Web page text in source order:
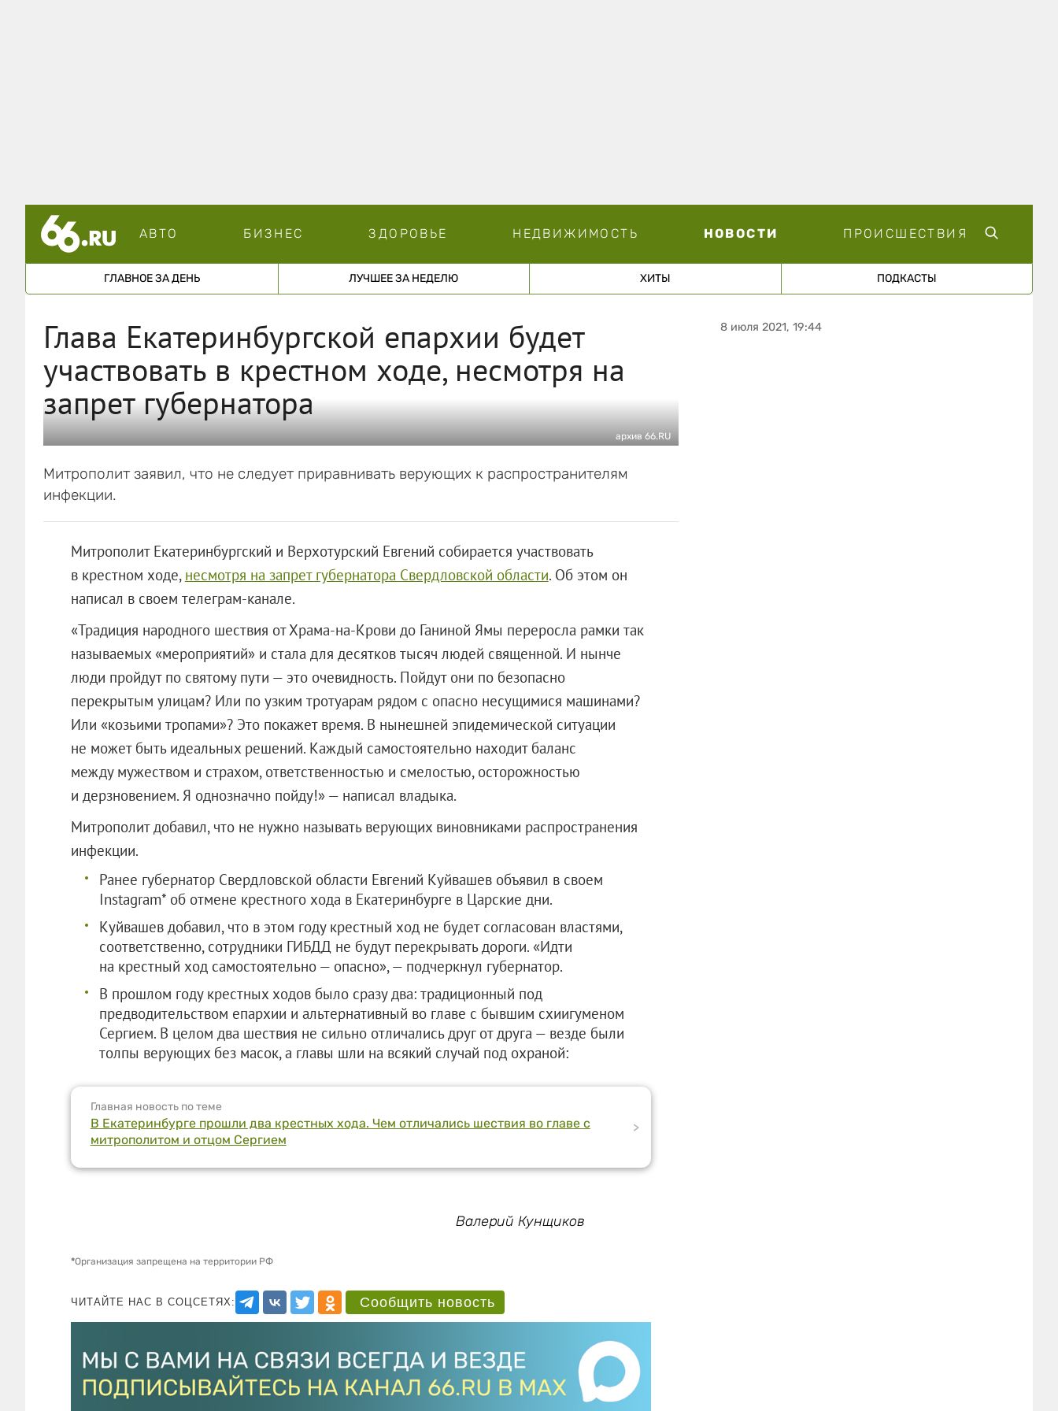
АВТО БИЗНЕС ЗДОРОВЬЕ НЕДВИЖИМОСТЬ НОВОСТИ ПРОИСШЕСТВИЯ
ГЛАВНОЕ ЗА ДЕНЬ ЛУЧШЕЕ ЗА НЕДЕЛЮ ХИТЫ ПОДКАСТЫ
Глава Екатеринбургской епархии будет
участвовать в крестном ходе, несмотря на
запрет губернатора
архив 66.RU
Митрополит заявил, что не следует приравнивать верующих к распространителям
инфекции.
Митрополит Екатеринбургский и Верхотурский Евгений собирается участвовать
в крестном ходе, несмотря на запрет губернатора Свердловской области. Об этом он
написал в своем телеграм-канале.
«Традиция народного шествия от Храма-на-Крови до Ганиной Ямы переросла рамки так
называемых «мероприятий» и стала для десятков тысяч людей священной. И нынче
люди пройдут по святому пути — это очевидность. Пойдут они по безопасно
перекрытым улицам? Или по узким тротуарам рядом с опасно несущимися машинами?
Или «козьими тропами»? Это покажет время. В нынешней эпидемической ситуации
не может быть идеальных решений. Каждый самостоятельно находит баланс
между мужеством и страхом, ответственностью и смелостью, осторожностью
и дерзновением. Я однозначно пойду!» — написал владыка.
Митрополит добавил, что не нужно называть верующих виновниками распространения
инфекции.
Ранее губернатор Свердловской области Евгений Куйвашев объявил в своем
Instagram* об отмене крестного хода в Екатеринбурге в Царские дни.
Куйвашев добавил, что в этом году крестный ход не будет согласован властями,
соответственно, сотрудники ГИБДД не будут перекрывать дороги. «Идти
на крестный ход самостоятельно — опасно», — подчеркнул губернатор.
В прошлом году крестных ходов было сразу два: традиционный под
предводительством епархии и альтернативный во главе с бывшим схиигуменом
Сергием. В целом два шествия не сильно отличались друг от друга — везде были
толпы верующих без масок, а главы шли на всякий случай под охраной:
Главная новость по теме
В Екатеринбурге прошли два крестных хода. Чем отличались шествия во главе с
митрополитом и отцом Сергием
>
Валерий Кунщиков
*Организация запрещена на территории РФ
ЧИТАЙТЕ НАС В СОЦСЕТЯХ: Сообщить новость
8 июля 2021, 19:44